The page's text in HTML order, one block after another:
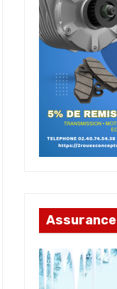
Assurance